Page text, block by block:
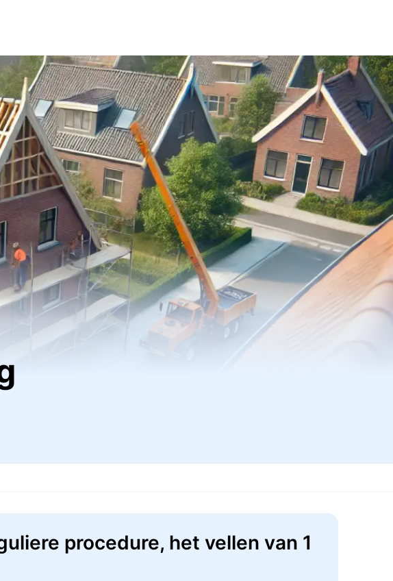
procedure, het vellen van 1